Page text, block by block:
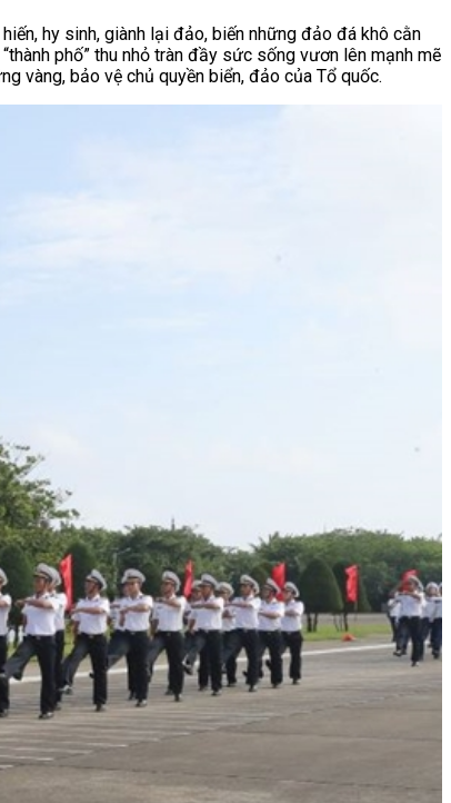
hy sinh, giành lại đảo, biến những đảo đá khô cằn
phố” thu nhỏ tràn đầy sức sống vươn lên mạnh mẽ
vàng, bảo vệ chủ quyền biển, đảo của Tổ quốc.